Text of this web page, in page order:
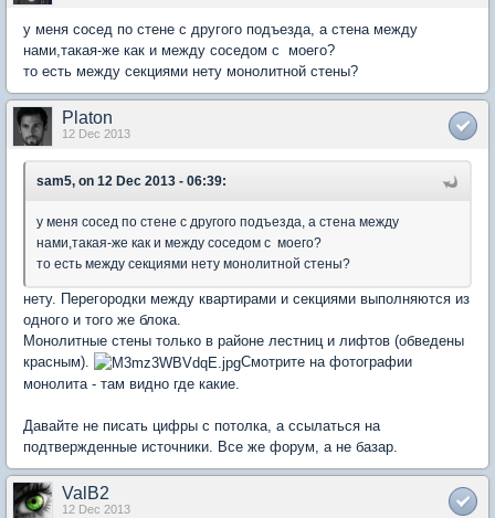
у меня сосед по стене с другого подъезда, а стена между
нами,такая-же как и между соседом с моего?
то есть между секциями нету монолитной стены?
Platon
12 Dec 2013
sam5, on 12 Dec 2013 - 06:39:
у меня сосед по стене с другого подъезда, а стена между
нами,такая-же как и между соседом с моего?
то есть между секциями нету монолитной стены?
нету. Перегородки между квартирами и секциями выполняются из
одного и того же блока.
Монолитные стены только в районе лестниц и лифтов (обведены
красным).
Смотрите на фотографии
монолита - там видно где какие.
Давайте не писать цифры с потолка, а ссылаться на
подтвержденные источники. Все же форум, а не базар.
ValB2
12 Dec 2013